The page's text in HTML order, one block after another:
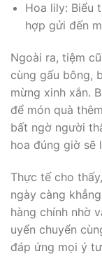
Hoa lily: Biểu
hợp gửi đến
Ngoài ra, tiệm
cùng gấu bông,
mừng xinh xắn.
để món quà
bất ngờ người
hoa đúng giờ sẽ
Thực tế cho
ngày càng
hàng chính nhờ
uyển chuyển
đáp ứng mọi ý